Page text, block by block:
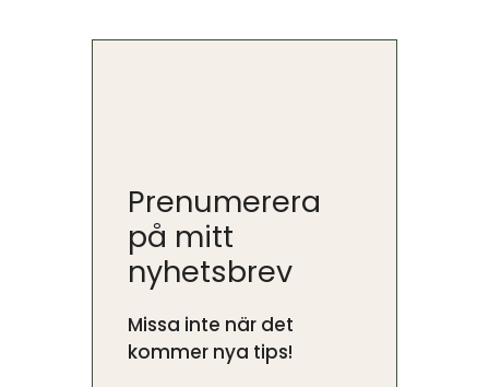
Prenumerera
på mitt
nyhetsbrev
Missa inte när det
kommer nya tips!